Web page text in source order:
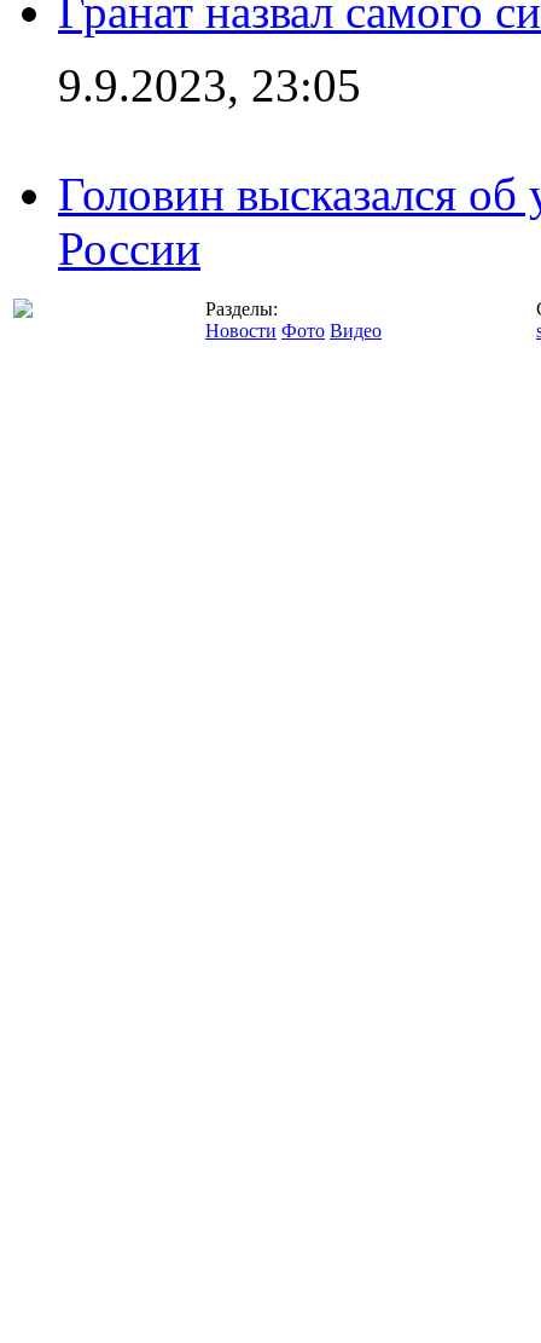
Гранат назвал самого
9.9.2023, 23:05
Головин высказался
России
Разделы:
Новости Фото Видео